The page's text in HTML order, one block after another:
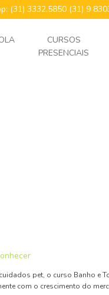
(31) 3332.5850 (31) 9
CURSOS
PRESENCIAIS
pet, o curso Banho
com o crescimento do